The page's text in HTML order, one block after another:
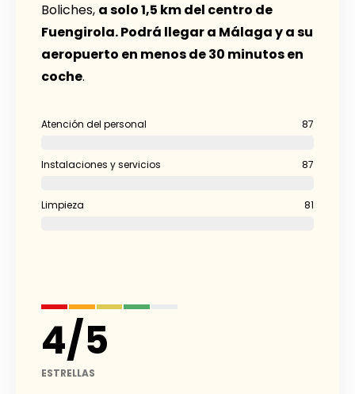
Boliches, a solo 1,5 km del centro de
Fuengirola. Podrá llegar a Málaga y a su
aeropuerto en menos de 30 minutos en
coche.
Atención del personal 87
Instalaciones y servicios 87
Limpieza 81
4/5
ESTRELLAS